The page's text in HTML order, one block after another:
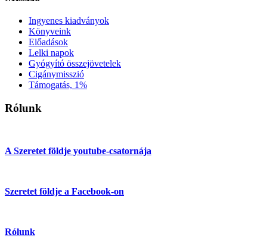
Ingyenes kiadványok
Könyveink
Előadások
Lelki napok
Gyógyító összejövetelek
Cigánymisszió
Támogatás, 1%
Rólunk
A Szeretet földje youtube-csatornája
Szeretet földje a Facebook-on
Rólunk